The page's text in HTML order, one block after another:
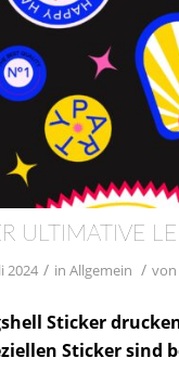
ULTIMATIVE
2024 / inAllgemein /
Sticker
Sticker sind